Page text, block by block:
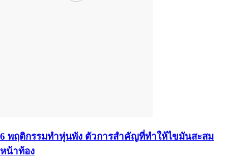
6 พฤติกรรมทำหุ่นพัง ตัวการสำคัญที่ทำให้ไขมันสะสม
หน้าท้อง